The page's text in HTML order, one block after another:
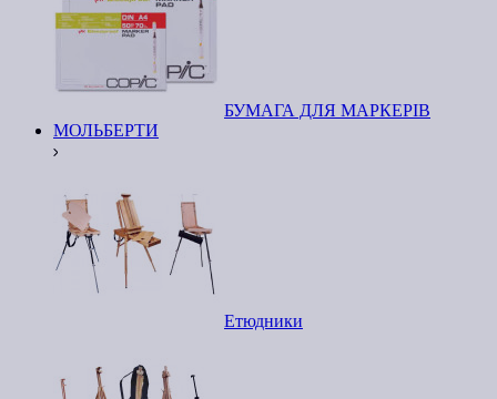
БУМАГА ДЛЯ МАРКЕРІВ
МОЛЬБЕРТИ
Етюдники